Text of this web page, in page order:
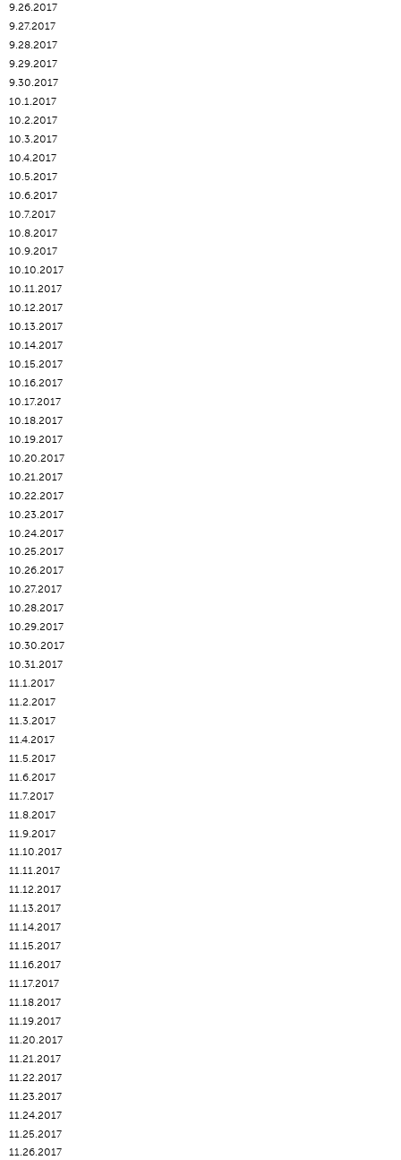
9.26.2017
9.27.2017
9.28.2017
9.29.2017
9.30.2017
10.1.2017
10.2.2017
10.3.2017
10.4.2017
10.5.2017
10.6.2017
10.7.2017
10.8.2017
10.9.2017
10.10.2017
10.11.2017
10.12.2017
10.13.2017
10.14.2017
10.15.2017
10.16.2017
10.17.2017
10.18.2017
10.19.2017
10.20.2017
10.21.2017
10.22.2017
10.23.2017
10.24.2017
10.25.2017
10.26.2017
10.27.2017
10.28.2017
10.29.2017
10.30.2017
10.31.2017
11.1.2017
11.2.2017
11.3.2017
11.4.2017
11.5.2017
11.6.2017
11.7.2017
11.8.2017
11.9.2017
11.10.2017
11.11.2017
11.12.2017
11.13.2017
11.14.2017
11.15.2017
11.16.2017
11.17.2017
11.18.2017
11.19.2017
11.20.2017
11.21.2017
11.22.2017
11.23.2017
11.24.2017
11.25.2017
11.26.2017